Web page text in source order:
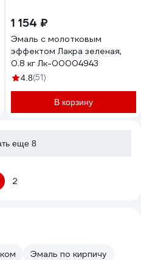
1 154 ₽
Эмаль с молотковым
эффектом Лакра зеленая,
0.8 кг Лк-00004943
4.8(51)
В корзину
еще 8
2
Эмаль по кирпичу